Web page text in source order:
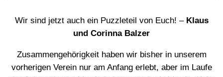
Wir sind jetzt auch ein Puzzleteil von Euch! – Klaus
und Corinna Balzer
Zusammengehörigkeit haben wir bisher in unserem
vorherigen Verein nur am Anfang erlebt, aber im Laufe